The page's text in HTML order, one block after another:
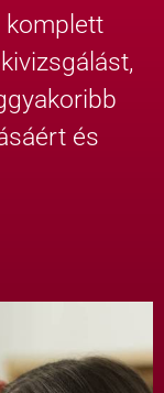
komplett
és